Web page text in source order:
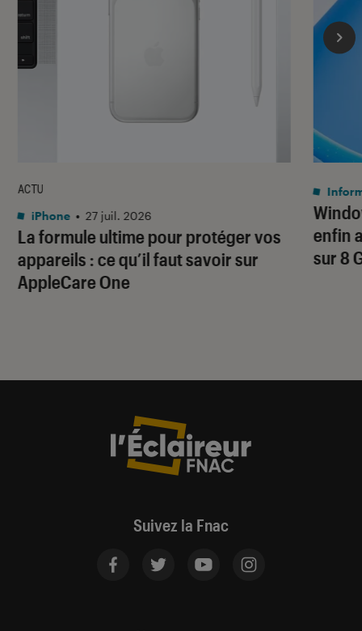
La formule ultime pour protéger vos
appareils : ce qu’il faut savoir sur
AppleCare One
ACTU
iPhone • 27 juil. 2026
enfin
sur 8
Suivez la Fnac